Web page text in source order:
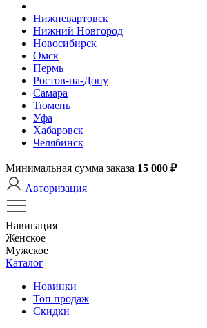
Нижневартовск
Нижний Новгород
Новосибирск
Омск
Пермь
Ростов-на-Дону
Самара
Тюмень
Уфа
Хабаровск
Челябинск
Минимальная сумма заказа 15 000 ₽
Авторизация
Навигация
Женское
Мужское
Каталог
Новинки
Топ продаж
Скидки